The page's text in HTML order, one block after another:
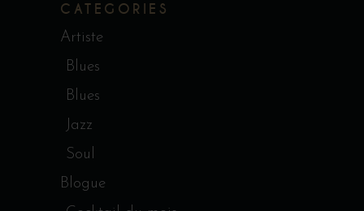
CATEGORIES
Artiste
Blues
Blues
Jazz
Soul
Blogue